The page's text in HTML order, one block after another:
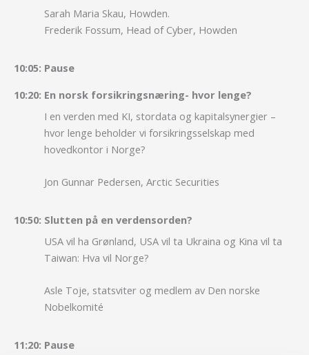
Sarah Maria Skau, Howden.
Frederik Fossum, Head of Cyber, Howden
10:05: Pause
10:20: En norsk forsikringsnæring- hvor lenge?
I en verden med KI, stordata og kapitalsynergier –
hvor lenge beholder vi forsikringsselskap med
hovedkontor i Norge?
Jon Gunnar Pedersen, Arctic Securities
10:50: Slutten på en verdensorden?
USA vil ha Grønland, USA vil ta Ukraina og Kina vil ta
Taiwan: Hva vil Norge?
Asle Toje, statsviter og medlem av Den norske
Nobelkomité
11:20: Pause